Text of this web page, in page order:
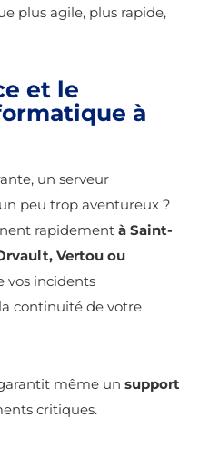
plus agile, plus rapide,
et le
à
un serveur
peu trop aventureux ?
rapidement à Saint-
Vertou ou
vos incidents
continuité de votre
même un support
critiques.